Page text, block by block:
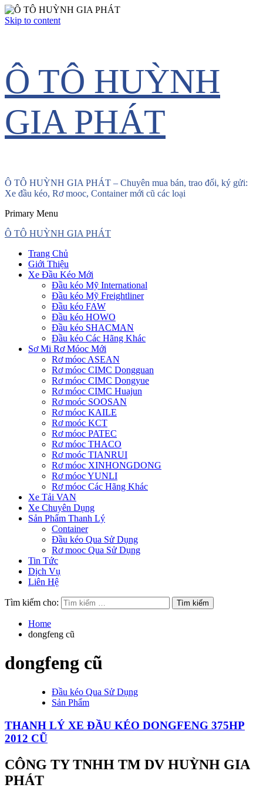
Skip to content
Ô TÔ HUỲNH
GIA PHÁT
Ô TÔ HUỲNH GIA PHÁT – Chuyên mua bán, trao đổi, ký gửi:
Xe đầu kéo, Rơ mooc, Container mới cũ các loại
Primary Menu
Ô TÔ HUỲNH GIA PHÁT
Trang Chủ
Giới Thiệu
Xe Đầu Kéo Mới
Đầu kéo Mỹ International
Đầu kéo Mỹ Freightliner
Đầu kéo FAW
Đầu kéo HOWO
Đầu kéo SHACMAN
Đầu kéo Các Hãng Khác
Sơ Mi Rơ Móoc Mới
Rơ móoc ASEAN
Rơ móoc CIMC Dongguan
Rơ móoc CIMC Dongyue
Rơ móoc CIMC Huajun
Rơ moóc SOOSAN
Rơ móoc KAILE
Rơ moóc KCT
Rơ móoc PATEC
Rơ móoc THACO
Rơ moóc TIANRUI
Rơ móoc XINHONGDONG
Rơ móoc YUNLI
Rơ móoc Các Hãng Khác
Xe Tải VAN
Xe Chuyên Dụng
Sản Phẩm Thanh Lý
Container
Đầu kéo Qua Sử Dụng
Rơ mooc Qua Sử Dụng
Tin Tức
Dịch Vụ
Liên Hệ
Tìm kiếm cho:
Home
dongfeng cũ
dongfeng cũ
Đầu kéo Qua Sử Dụng
Sản Phẩm
THANH LÝ XE ĐẦU KÉO DONGFENG 375HP
2012 CŨ
CÔNG TY TNHH TM DV HUỲNH GIA
PHÁT